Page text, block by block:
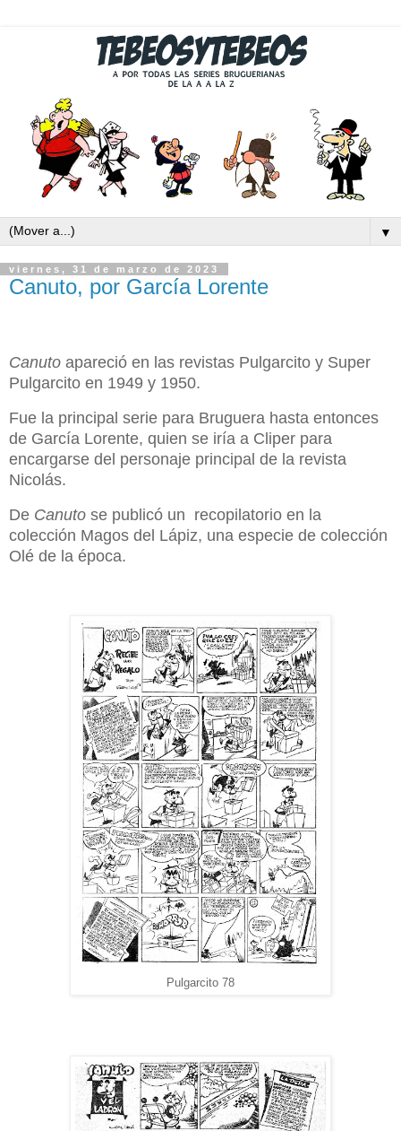
▼
viernes, 31 de marzo de 2023
Canuto, por García Lorente
Canuto apareció en las revistas Pulgarcito y Super
Pulgarcito en 1949 y 1950.
Fue la principal serie para Bruguera hasta entonces
de García Lorente, quien se iría a Cliper para
encargarse del personaje principal de la revista
Nicolás.
De Canuto se publicó un recopilatorio en la
colección Magos del Lápiz, una especie de colección
Olé de la época.
Pulgarcito 78